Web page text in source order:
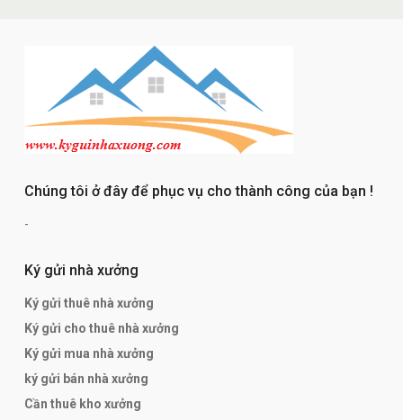
Chúng tôi ở đây để phục vụ cho thành công của bạn !
-
Ký gửi nhà xưởng
Ký gửi thuê nhà xưởng
Ký gửi cho thuê nhà xưởng
Ký gửi mua nhà xưởng
ký gửi bán nhà xưởng
Cần thuê kho xưởng